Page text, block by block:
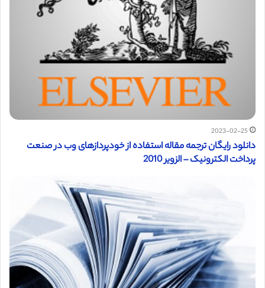
2023-02-25
دانلود رایگان ترجمه مقاله استفاده از خودپردازهای وب در صنعت
پرداخت الکترونیک – الزویر 2010